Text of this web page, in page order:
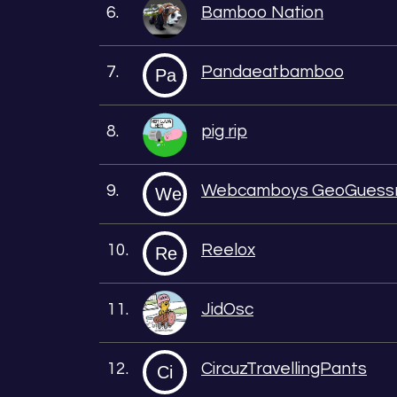
6. Bamboo Nation
7. Pa Pandaeatbamboo
8. pig rip
9. We Webcamboys
10. Re Reelox
11. JidOsc
12. Ci CircuzTravellingPants